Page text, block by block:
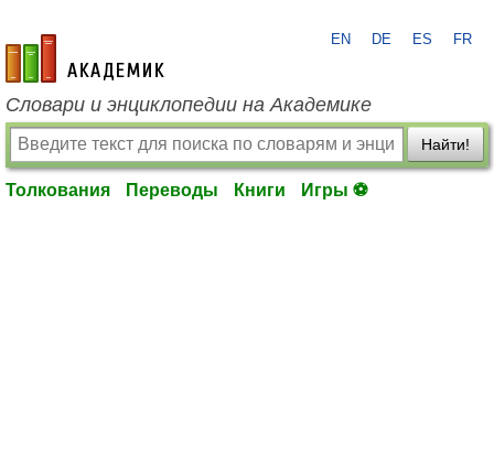
academic.ru
EN DE ES FR
Словари и энциклопедии на Академике
Найти!
Толкования Переводы Книги Игры ⚽